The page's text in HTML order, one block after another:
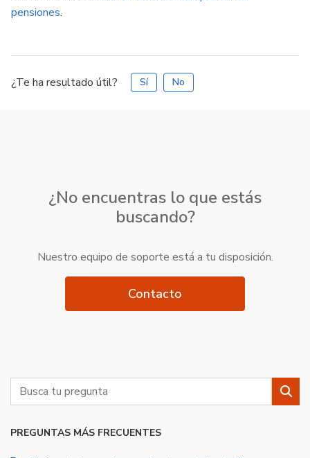
pensiones.
¿Te ha resultado útil? Sí No
¿No encuentras lo que estás
buscando?
Nuestro equipo de soporte está a tu disposición.
Contacto
Buscar
PREGUNTAS MÁS FRECUENTES